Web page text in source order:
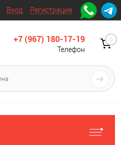
Вход Регистрация
+7 (967) 180-17-19
Телефон
0